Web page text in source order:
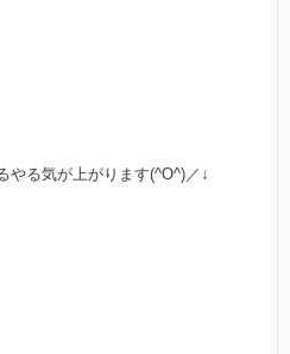
やる気が上がります(^O^)／↓